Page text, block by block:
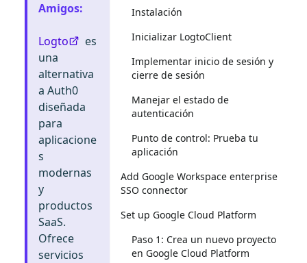
Amigos:
Logto
es
una
alternativa
a Auth0
diseñada
para
aplicacione
s
modernas
y
productos
SaaS.
Ofrece
servicios
Instalación
Inicializar LogtoClient
Implementar inicio de sesión y
cierre de sesión
Manejar el estado de
autenticación
Punto de control: Prueba tu
aplicación
Add Google Workspace enterprise
SSO connector
Set up Google Cloud Platform
Paso 1: Crea un nuevo proyecto
en Google Cloud Platform